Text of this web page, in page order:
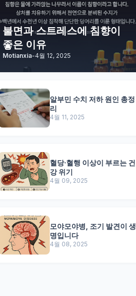
불면과 스트레스에 침향이
좋은 이유
Motianxia-4월 12, 2025
알부민 수치 저하 원인 총정
리
4월 11, 2025
혈당·혈행 이상이 부르는 건
강 위기
4월 09, 2025
모야모야병, 조기 발견이 생
명입니다
4월 08, 2025